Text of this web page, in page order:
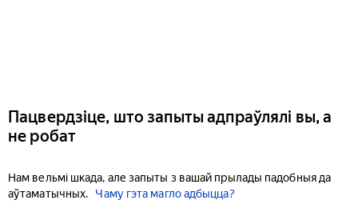
Пацвердзіце, што запыты адпраўлялі вы, а
не робат
Нам вельмі шкада, але запыты з вашай прылады падобныя да
аўтаматычных.
Чаму гэта магло адбыцца?